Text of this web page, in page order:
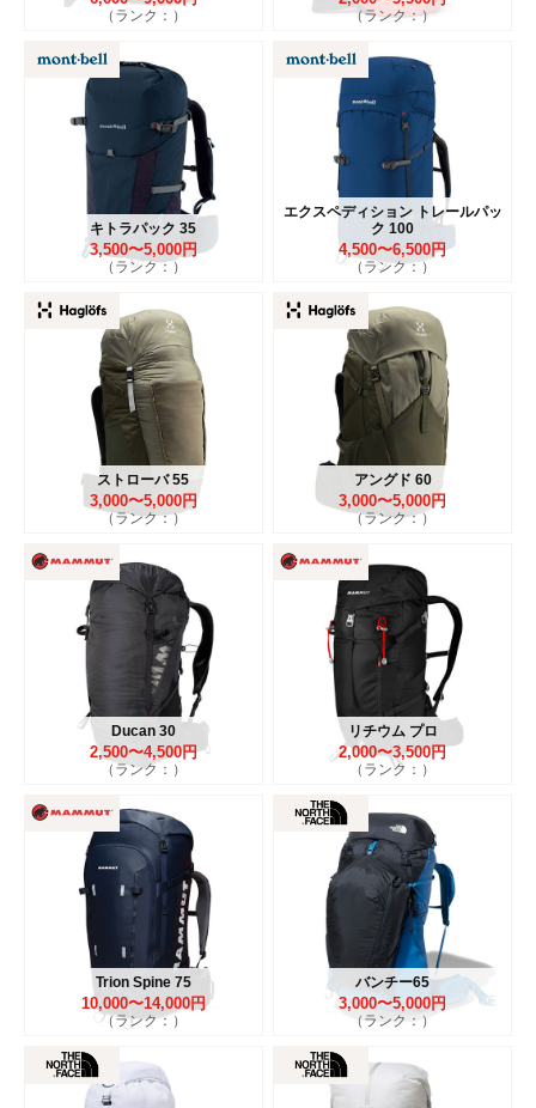
（ランク：） （ランク：）
キトラパック 35
3,500〜5,000円
（ランク：）
エクスペディション トレールパッ
ク 100
4,500〜6,500円
（ランク：）
ストローバ 55
3,000〜5,000円
（ランク：）
アングド 60
3,000〜5,000円
（ランク：）
Ducan 30
2,500〜4,500円
（ランク：）
リチウム プロ
2,000〜3,500円
（ランク：）
Trion Spine 75
10,000〜14,000円
（ランク：）
バンチー65
3,000〜5,000円
（ランク：）